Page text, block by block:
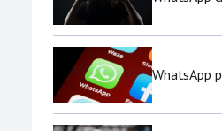
WhatsApp